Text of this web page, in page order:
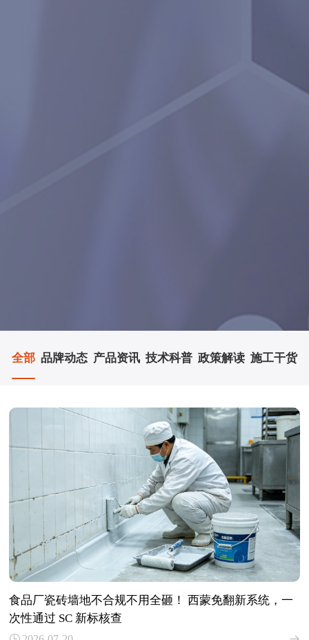
全部 品牌动态 产品资讯 技术科普 政策解读 施工干货
食品厂瓷砖墙地不合规不用全砸！ 西蒙免翻新系统，一
次性通过 SC 新标核查